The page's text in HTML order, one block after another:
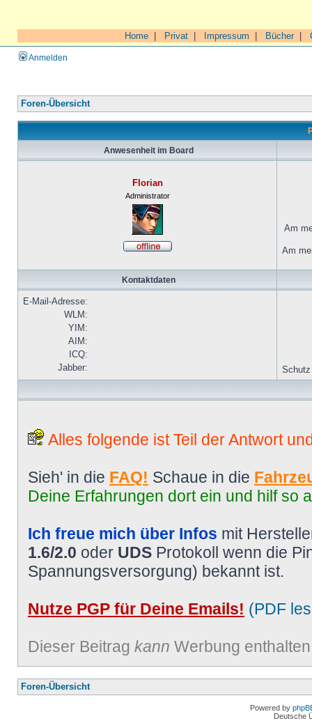
Home Privat Impressum Bücher|
Anmelden
Foren-Übersicht
Anwesenheit im Board
Florian
Administrator
Am
Am
Kontaktdaten
E-Mail-Adresse:
WLM:
YIM:
AIM:
ICQ:
Jabber:
Schutz
Alles folgende ist Teil der Antwort
Sieh' in die FAQ! Schaue in die
Deine Erfahrungen dort ein und hilf so
Ich freue mich über Infos mit
1.6/2.0 oder UDS Protokoll wenn die
Spannungsversorgung) bekannt ist.
Nutze PGP für Deine Emails! (PDF
Dieser Beitrag kann Werbung
Foren-Übersicht
Powered by
Deutsche